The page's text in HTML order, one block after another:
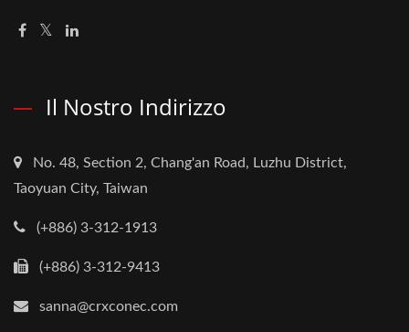
Il Nostro Indirizzo
No. 48, Section 2, Chang'an Road, Luzhu District,
Taoyuan City, Taiwan
(+886) 3-312-1913
(+886) 3-312-9413
sanna@crxconec.com